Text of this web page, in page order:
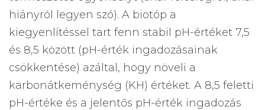
hiányról legyen szó). A biotóp a
kiegyenlítéssel tart fenn stabil pH-értéket 7,5
és 8,5 között (pH-érték ingadozásainak
csökkentése) azáltal, hogy növeli a
karbonátkeménység (KH) értéket. A 8,5 feletti
pH-értéke és a jelentős pH-érték ingadozás